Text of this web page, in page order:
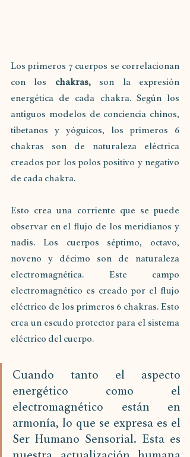
Los primeros 7 cuerpos se correlacionan
con los chakras, son la expresión
energética de cada chakra. Según los
antiguos modelos de conciencia chinos,
tibetanos y yóguicos, los primeros 6
chakras son de naturaleza eléctrica
creados por los polos positivo y negativo
de cada chakra.
Esto crea una corriente que se puede
observar en el flujo de los meridianos y
nadis. Los cuerpos séptimo, octavo,
noveno y décimo son de naturaleza
electromagnética. Este campo
electromagnético es creado por el flujo
eléctrico de los primeros 6 chakras. Esto
crea un escudo protector para el sistema
eléctrico del cuerpo.
Cuando tanto el aspecto
energético como el
electromagnético están en
armonía, lo que se expresa es el
Ser Humano Sensorial. Esta es